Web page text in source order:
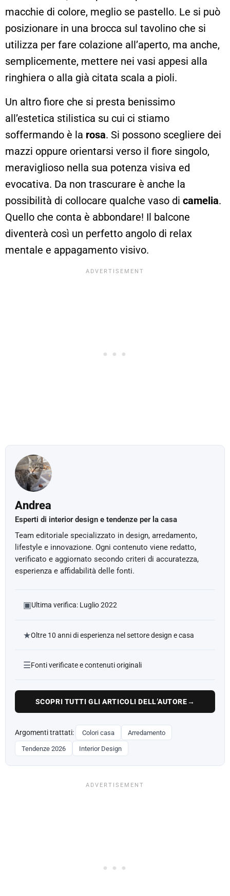
macchie di colore, meglio se pastello. Le si può
posizionare in una brocca sul tavolino che si
utilizza per fare colazione all’aperto, ma anche,
semplicemente, mettere nei vasi appesi alla
ringhiera o alla già citata scala a pioli.
Un altro fiore che si presta benissimo
all’estetica stilistica su cui ci stiamo
soffermando è la rosa. Si possono scegliere dei
mazzi oppure orientarsi verso il fiore singolo,
meraviglioso nella sua potenza visiva ed
evocativa. Da non trascurare è anche la
possibilità di collocare qualche vaso di camelia.
Quello che conta è abbondare! Il balcone
diventerà così un perfetto angolo di relax
mentale e appagamento visivo.
Andrea
Esperti di interior design e tendenze per la casa
Team editoriale specializzato in design, arredamento,
lifestyle e innovazione. Ogni contenuto viene redatto,
verificato e aggiornato secondo criteri di accuratezza,
esperienza e affidabilità delle fonti.
▣Ultima verifica: Luglio 2022
★Oltre 10 anni di esperienza nel settore design e casa
☰Fonti verificate e contenuti originali
SCOPRI TUTTI GLI ARTICOLI DELL’AUTORE→
Argomenti trattati: Colori casa Arredamento
Tendenze 2026 Interior Design